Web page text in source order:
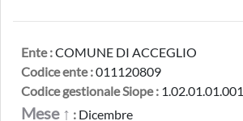
Ente :COMUNE DI ACCEGLIO
Codice ente :011120809
Codice gestionale Siope : 1.02.01.01.001
Mese ↑ : Dicembre